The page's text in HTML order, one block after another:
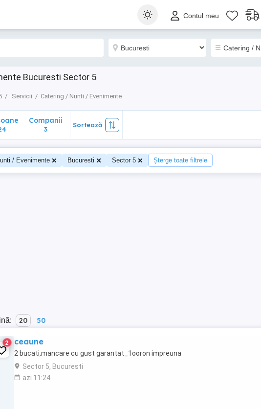
Contul meu
Bucuresti Sector 5
Servicii Catering / Nunti / Evenimente
Companii
3
Sortează
/ Evenimente Bucuresti Sector 5 Șterge toate filtrele
20 50
2 ceaune
2 bucati,mancare cu gust garantat_1ooron impreuna
Sector 5, Bucuresti
azi 11:24